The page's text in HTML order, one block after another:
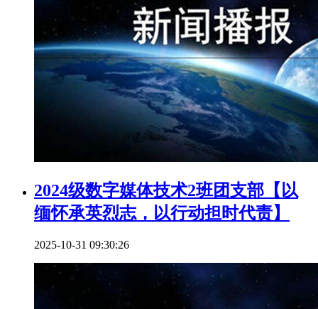
2024级数字媒体技术2班团支部【以
缅怀承英烈志，以行动担时代责】
2025-10-31 09:30:26